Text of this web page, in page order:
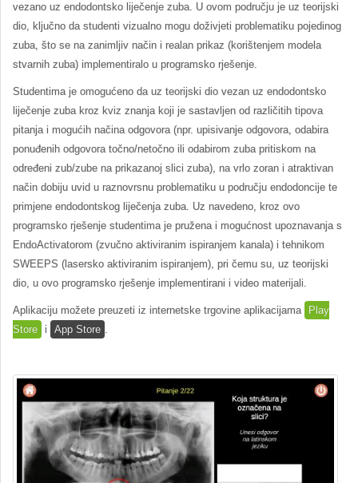
vezano uz endodontsko liječenje zuba. U ovom području je uz teorijski
dio, ključno da studenti vizualno mogu doživjeti problematiku pojedinog
zuba, što se na zanimljiv način i realan prikaz (korištenjem modela
stvarnih zuba) implementiralo u programsko rješenje.
Studentima je omogućeno da uz teorijski dio vezan uz endodontsko
liječenje zuba kroz kviz znanja koji je sastavljen od različitih tipova
pitanja i mogućih načina odgovora (npr. upisivanje odgovora, odabira
ponuđenih odgovora točno/netočno ili odabirom zuba pritiskom na
određeni zub/zube na prikazanoj slici zuba), na vrlo zoran i atraktivan
način dobiju uvid u raznovrsnu problematiku u području endodoncije te
primjene endodontskog liječenja zuba. Uz navedeno, kroz ovo
programsko rješenje studentima je pružena i mogućnost upoznavanja s
EndoActivatorom (zvučno aktiviranim ispiranjem kanala) i tehnikom
SWEEPS (lasersko aktiviranim ispiranjem), pri čemu su, uz teorijski
dio, u ovo programsko rješenje implementirani i video materijali.
Aplikaciju možete preuzeti iz internetske trgovine aplikacijama
Play
Store i App Store .